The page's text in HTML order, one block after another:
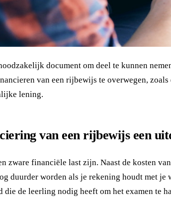
document om deel te kunnen
van een rijbewijs te overwegen,
lening.
van een rijbewijs een
zware financiële last zijn. Naast de kosten
duurder worden als je rekening houdt met
de leerling nodig heeft om het examen te